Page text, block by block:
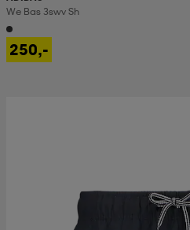
We Bas 3swv Sh
250,-